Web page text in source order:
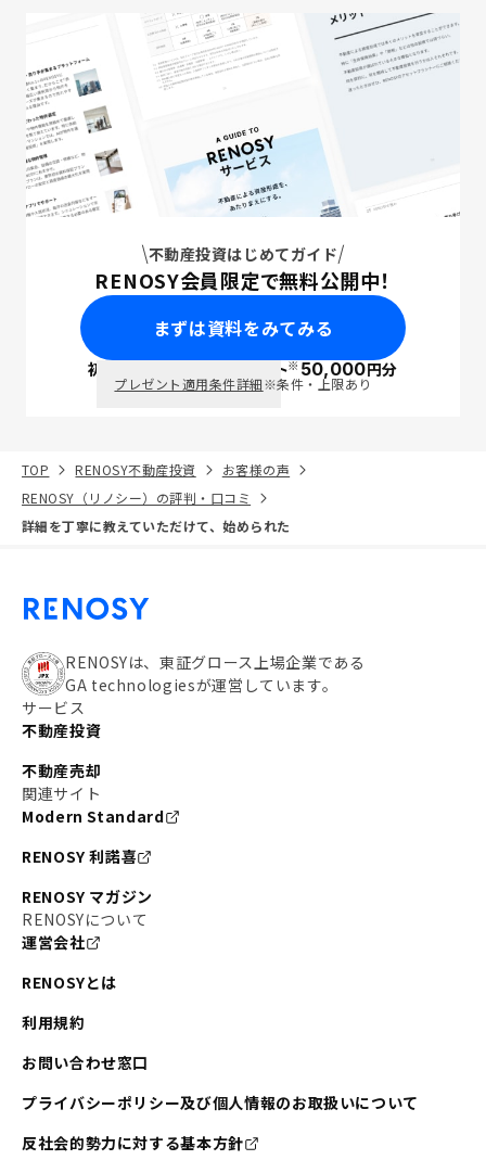
不動産投資はじめてガイド
RENOSY会員限定で無料公開中！
まずは資料をみてみる
初回面談で ポイント※50,000円分
プレゼント適用条件詳細※条件・上限あり
TOP RENOSY不動産投資
お客様の声
RENOSY（リノシー）の評判・口コミ
詳細を丁寧に教えていただけて、始められた
RENOSYは、東証グロース上場企業である
GA technologiesが運営しています。
サービス
不動産投資
不動産売却
関連サイト
Modern Standard
RENOSY 利諾喜
RENOSY マガジン
RENOSYについて
運営会社
RENOSYとは
利用規約
お問い合わせ窓口
プライバシーポリシー及び個人情報のお取扱いについて
反社会的勢力に対する基本方針